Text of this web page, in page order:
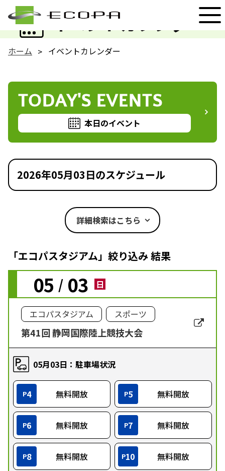
イベントカレンダー
EVENT
ホーム イベントカレンダー
TODAY'S EVENTS
本日のイベント
2026年05月03日のスケジュール
詳細検索はこちら
「エコパスタジアム」絞り込み 結果
05 / 03 日
エコパスタジアム スポーツ
第41回 静岡国際陸上競技大会
05月03日：駐車場状況
P4 無料開放 P5 無料開放
P6 無料開放 P7 無料開放
P8 無料開放 P10 無料開放